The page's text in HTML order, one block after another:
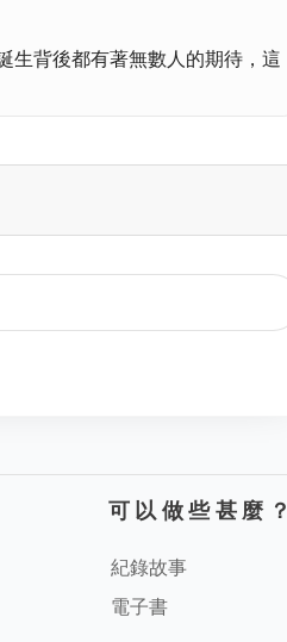
生背後都有著無數人的期待，這
可以做些甚麼？
紀錄故事
電子書